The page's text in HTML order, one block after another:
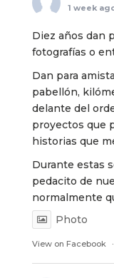
1 week
Diez años dan
fotografías o
Dan para
pabellón,
delante del
proyectos que
historias que
Durante estas
pedacito de
normalmente
Photo
View on Facebook ·